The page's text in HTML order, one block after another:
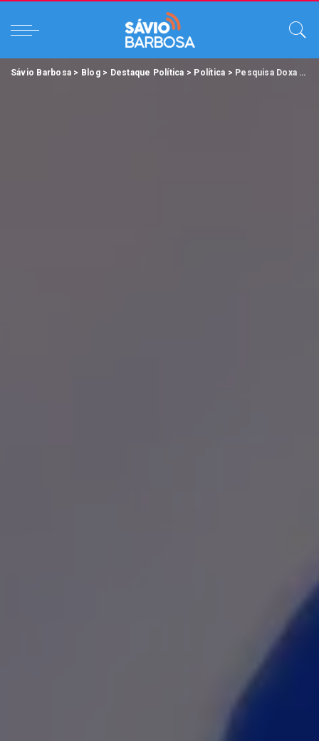
Sávio Barbosa > Blog> Destaque Política > Política > Pesquisa Doxa aponta virada de Hana Ghassan sobre Dr.Daniel em disputa para Governo do Pará.